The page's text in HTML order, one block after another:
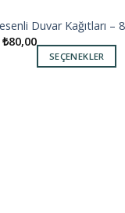
Add
Duvar Kağıtları – 8
₺80,00
SEÇENEKLER